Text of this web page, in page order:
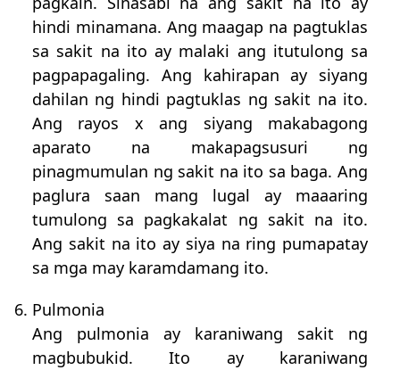
hindi minamana. Ang maagap na pagtuklas
sa sakit na ito ay malaki ang itutulong sa
pagpapagaling. Ang kahirapan ay siyang
dahilan ng hindi pagtuklas ng sakit na ito.
Ang rayos x ang siyang makabagong
aparato na makapagsusuri ng
pinagmumulan ng sakit na ito sa baga. Ang
paglura saan mang lugal ay maaaring
tumulong sa pagkakalat ng sakit na ito.
Ang sakit na ito ay siya na ring pumapatay
sa mga may karamdamang ito.
6. Pulmonia
Ang pulmonia ay karaniwang sakit ng
magbubukid. Ito ay karaniwang